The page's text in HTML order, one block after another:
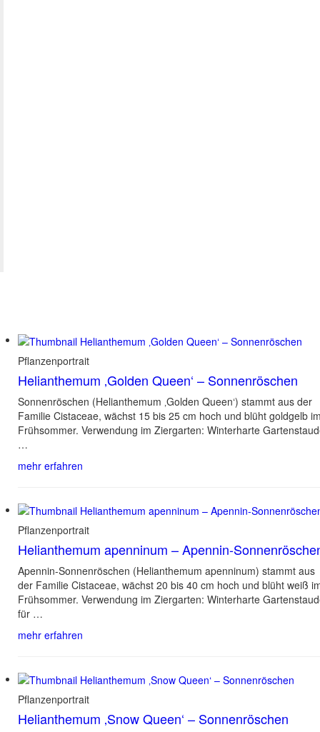
Pflanzenportrait
Helianthemum ‚Golden Queen‘ – Sonnenröschen
Sonnenröschen (Helianthemum ‚Golden Queen‘) stammt aus der
Familie Cistaceae, wächst 15 bis 25 cm hoch und blüht goldgelb
Frühsommer. Verwendung im Ziergarten: Winterharte
…
mehr erfahren
Pflanzenportrait
Helianthemum apenninum – Apennin-
Apennin-Sonnenröschen (Helianthemum apenninum) stammt aus
der Familie Cistaceae, wächst 20 bis 40 cm hoch und blüht weiß
Frühsommer. Verwendung im Ziergarten: Winterharte
für …
mehr erfahren
Pflanzenportrait
Helianthemum ‚Snow Queen‘ – Sonnenröschen